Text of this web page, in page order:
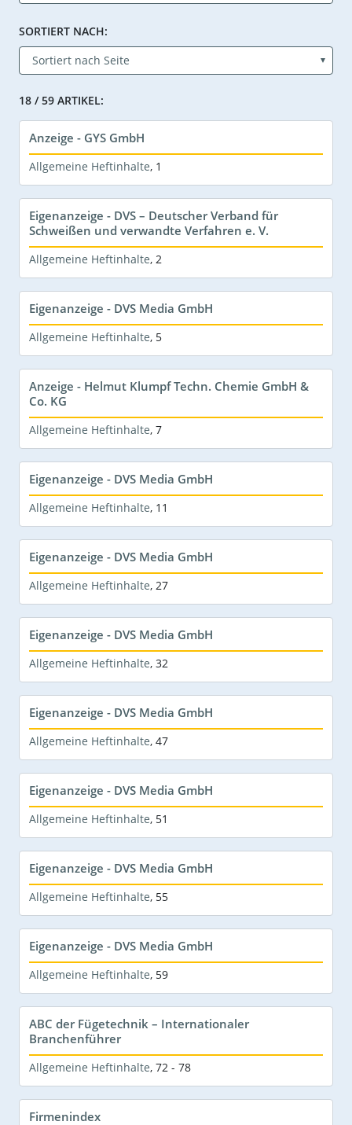
SORTIERT NACH:
18 / 59 ARTIKEL:
Anzeige - GYS GmbH
Allgemeine Heftinhalte, 1
Eigenanzeige - DVS – Deutscher Verband für
Schweißen und verwandte Verfahren e. V.
Allgemeine Heftinhalte, 2
Eigenanzeige - DVS Media GmbH
Allgemeine Heftinhalte, 5
Anzeige - Helmut Klumpf Techn. Chemie GmbH &
Co. KG
Allgemeine Heftinhalte, 7
Eigenanzeige - DVS Media GmbH
Allgemeine Heftinhalte, 11
Eigenanzeige - DVS Media GmbH
Allgemeine Heftinhalte, 27
Eigenanzeige - DVS Media GmbH
Allgemeine Heftinhalte, 32
Eigenanzeige - DVS Media GmbH
Allgemeine Heftinhalte, 47
Eigenanzeige - DVS Media GmbH
Allgemeine Heftinhalte, 51
Eigenanzeige - DVS Media GmbH
Allgemeine Heftinhalte, 55
Eigenanzeige - DVS Media GmbH
Allgemeine Heftinhalte, 59
ABC der Fügetechnik – Internationaler
Branchenführer
Allgemeine Heftinhalte, 72 - 78
Firmenindex